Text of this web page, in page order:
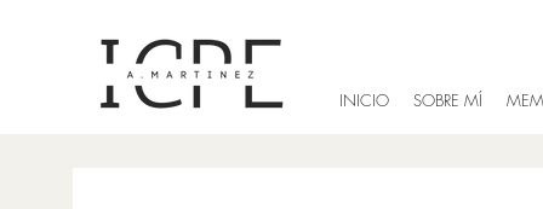
INICIO SOBRE MÍ